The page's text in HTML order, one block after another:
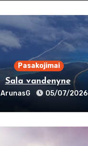
Pasakojimai
Sala vandenyne
ArunasG 05/07/2026